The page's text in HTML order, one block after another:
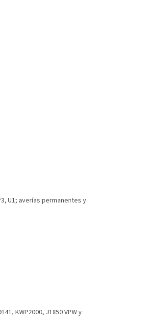
U1; averías permanentes y
KWP2000, J1850 VPW y